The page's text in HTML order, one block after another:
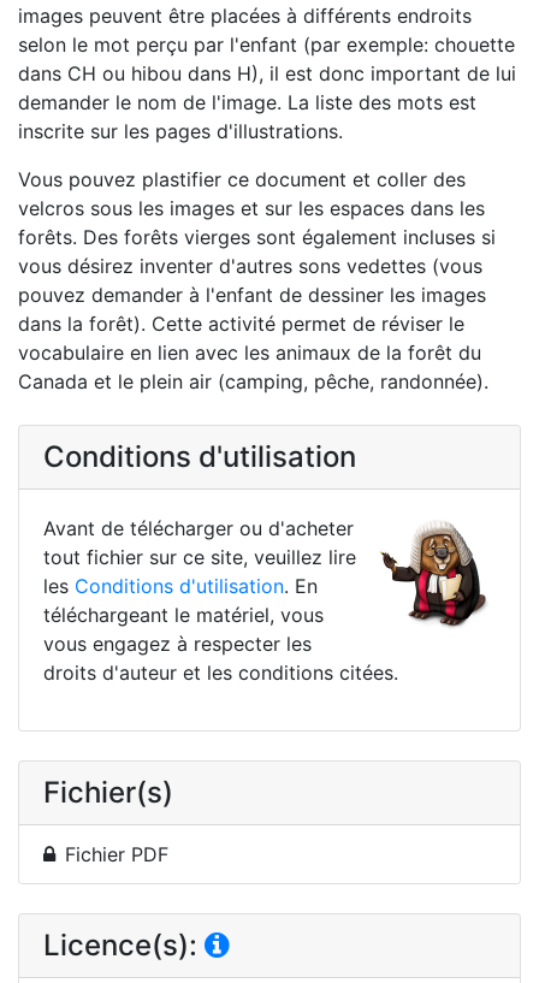
images peuvent être placées à différents endroits
selon le mot perçu par l'enfant (par exemple: chouette
dans CH ou hibou dans H), il est donc important de lui
demander le nom de l'image. La liste des mots est
inscrite sur les pages d'illustrations.
Vous pouvez plastifier ce document et coller des
velcros sous les images et sur les espaces dans les
forêts. Des forêts vierges sont également incluses si
vous désirez inventer d'autres sons vedettes (vous
pouvez demander à l'enfant de dessiner les images
dans la forêt). Cette activité permet de réviser le
vocabulaire en lien avec les animaux de la forêt du
Canada et le plein air (camping, pêche, randonnée).
Conditions d'utilisation
Avant de télécharger ou d'acheter
tout fichier sur ce site, veuillez lire
les Conditions d'utilisation. En
téléchargeant le matériel, vous
vous engagez à respecter les
droits d'auteur et les conditions citées.
Fichier(s)
Fichier PDF
Licence(s):